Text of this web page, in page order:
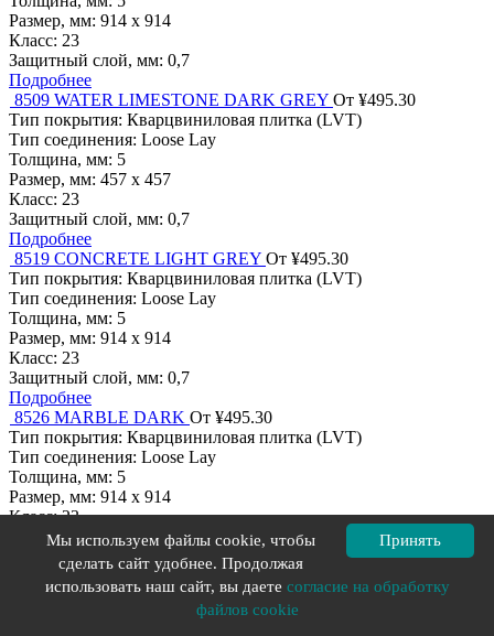
Размер, мм: 914 х 914
Класс: 23
Защитный слой, мм: 0,7
Подробнее
8509 WATER LIMESTONE DARK GREY От ¥495.30
Тип покрытия: Кварцвиниловая плитка (LVT)
Тип соединения: Loose Lay
Толщина, мм: 5
Размер, мм: 457 х 457
Класс: 23
Защитный слой, мм: 0,7
Подробнее
8519 CONCRETE LIGHT GREY От ¥495.30
Тип покрытия: Кварцвиниловая плитка (LVT)
Тип соединения: Loose Lay
Толщина, мм: 5
Размер, мм: 914 х 914
Класс: 23
Защитный слой, мм: 0,7
Подробнее
8526 MARBLE DARK От ¥495.30
Тип покрытия: Кварцвиниловая плитка (LVT)
Тип соединения: Loose Lay
Толщина, мм: 5
Размер, мм: 914 х 914
Класс: 23
Защитный слой, мм: 0,7
8508 WATER LIMESTONE LIGHT GREY
Тип покрытия: Кварцвиниловая плитка (LVT)
Loose Lay
Принять
Мы используем файлы cookie, чтобы
сделать сайт удобнее. Продолжая
использовать наш сайт, вы даете согласие на обработку
файлов cookie